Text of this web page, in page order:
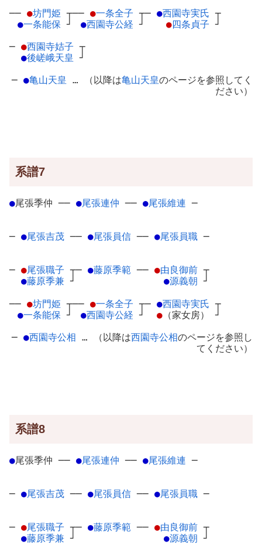
── ●坊門姫 ┬
●一条能保 ┘
── ●一条全子 ┬
●西園寺公経 ┘
─ ●西園寺実氏 ┬
●四条貞子 ┘
─ ●西園寺姞子 ┬
●後嵯峨天皇 ┘
─ ●亀山天皇 … （以降は亀山天皇のページを参照してく
ださい）
系譜7
●尾張季仲 ── ●尾張連仲 ── ●尾張維連 ─
─ ●尾張吉茂 ── ●尾張員信 ── ●尾張員職 ─
─ ●尾張職子 ┬
●藤原季兼 ┘
─ ●藤原季範 ── ●由良御前 ┬
●源義朝 ┘
── ●坊門姫 ┬
●一条能保 ┘
── ●一条全子 ┬
●西園寺公経 ┘
─ ●西園寺実氏 ┬
● （家女房） ┘
─ ●西園寺公相 … （以降は西園寺公相のページを参照し
てください）
系譜8
●尾張季仲 ── ●尾張連仲 ── ●尾張維連 ─
─ ●尾張吉茂 ── ●尾張員信 ── ●尾張員職 ─
─ ●尾張職子 ┬
●藤原季兼 ┘
─ ●藤原季範 ── ●由良御前 ┬
●源義朝 ┘